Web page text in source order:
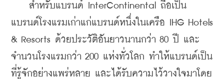
สำหรับแบรนด์ InterContinental ถือเป็น
แบรนด์โรงแรมเก่าแก่แบรนด์หนึ่งในเครือ IHG Hotels
& Resorts ด้วยประวัติอันยาวนานกว่า 80 ปี และ
จำนวนโรงแรมกว่า 200 แห่งทั่วโลก ทำให้แบรนด์เป็น
ที่รู้จักอย่างแพร่หลาย และได้รับความไว้วางใจมาโดย